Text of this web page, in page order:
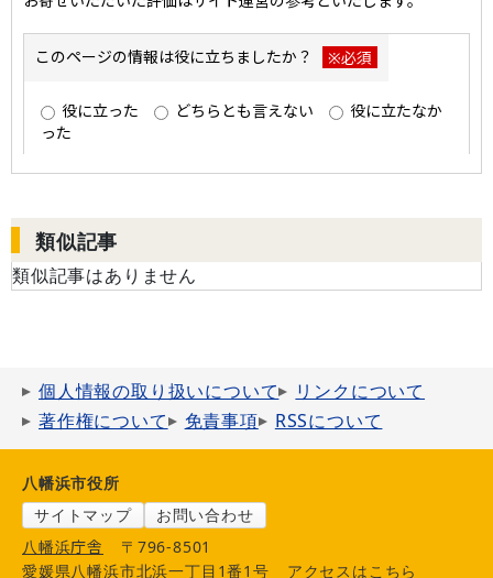
類似記事
類似記事はありません
個人情報の取り扱いについて
リンクについて
著作権について
免責事項 RSSについて
八幡浜市役所
サイトマップ
お問い合わせ
八幡浜庁舎
〒796-8501
愛媛県八幡浜市北浜一丁目1番1号
アクセスはこちら